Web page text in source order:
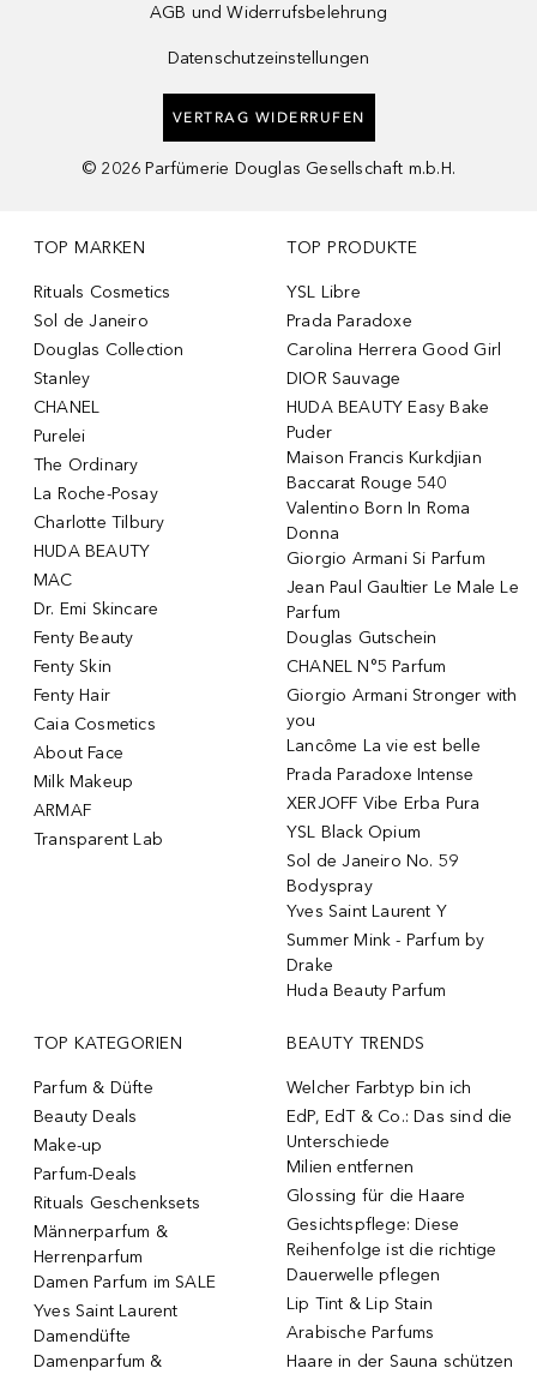
AGB und Widerrufsbelehrung
Datenschutzeinstellungen
VERTRAG WIDERRUFEN
© 2026 Parfümerie Douglas Gesellschaft m.b.H.
TOP MARKEN
Rituals Cosmetics
Sol de Janeiro
Douglas Collection
Stanley
CHANEL
Purelei
The Ordinary
La Roche-Posay
Charlotte Tilbury
HUDA BEAUTY
MAC
Dr. Emi Skincare
Fenty Beauty
Fenty Skin
Fenty Hair
Caia Cosmetics
About Face
Milk Makeup
ARMAF
Transparent Lab
TOP PRODUKTE
YSL Libre
Prada Paradoxe
Carolina Herrera Good Girl
DIOR Sauvage
HUDA BEAUTY Easy Bake
Puder
Maison Francis Kurkdjian
Baccarat Rouge 540
Valentino Born In Roma
Donna
Giorgio Armani Si Parfum
Jean Paul Gaultier Le Male Le
Parfum
Douglas Gutschein
CHANEL N°5 Parfum
Giorgio Armani Stronger with
you
Lancôme La vie est belle
Prada Paradoxe Intense
XERJOFF Vibe Erba Pura
YSL Black Opium
Sol de Janeiro No. 59
Bodyspray
Yves Saint Laurent Y
Summer Mink - Parfum by
Drake
Huda Beauty Parfum
TOP KATEGORIEN
Parfum & Düfte
Beauty Deals
Make-up
Parfum-Deals
Rituals Geschenksets
Männerparfum &
Herrenparfum
Damen Parfum im SALE
Yves Saint Laurent
Damendüfte
Damenparfum &
BEAUTY TRENDS
Welcher Farbtyp bin ich
EdP, EdT & Co.: Das sind die
Unterschiede
Milien entfernen
Glossing für die Haare
Gesichtspflege: Diese
Reihenfolge ist die richtige
Dauerwelle pflegen
Lip Tint & Lip Stain
Arabische Parfums
Haare in der Sauna schützen